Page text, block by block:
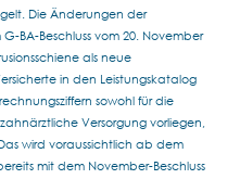
Die Änderungen der
BA-Beschluss vom 20. November
als neue
in den Leistungskatalog
sowohl für die
Versorgung vorliegen,
wird voraussichtlich ab dem
mit dem November-Beschluss